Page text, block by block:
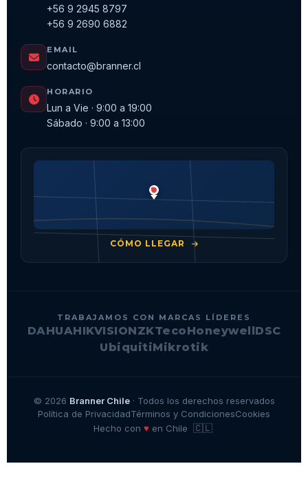
+56 9 2945 8797
+56 9 2690 6882
EMAIL
contacto@branner.cl
HORARIO
Lun a Vie · 9:00 a 19:00
Sábado · 9:00 a 13:00
CÓMO LLEGAR
TRABAJAMOS CON MARCAS LÍDERES
DAHUAHIKVISIONZKTecoHoneywell DSC
UbiquitiMikrotik
© 2026 Branner Chile· Todos los derechos reservados
Política de PrivacidadTérminos y CondicionesCookies
Hecho con ♥en Chile 🇨🇱